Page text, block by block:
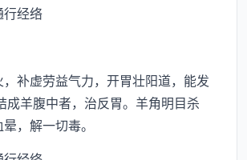
经络
补虚劳益气力，开胃壮阳道，能发
成羊腹中者，治反胃。羊角明目杀
，解一切毒。